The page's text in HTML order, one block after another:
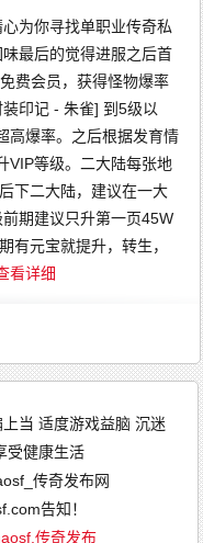
为你寻找单职业传奇私
最后的觉得进服之后首
费会员，获得怪物爆率
印记 - 朱雀] 到5级以
高爆率。之后根据发育情
VIP等级。二大陆每张地
下二大陆，建议在一大
期建议只升第一页45W
有元宝就提升，转生，
看详细
当 适度游戏益脑 沉迷
受健康生活
传奇发布网
告知！
传奇发布